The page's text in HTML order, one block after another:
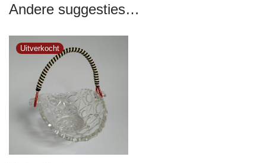
Andere suggesties…